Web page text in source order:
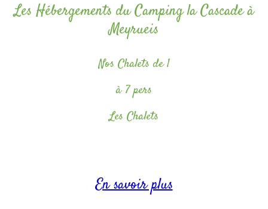
Les Hébergements du Camping la Cascade à
Meyrueis
Nos Chalets de 1
à 7 pers
Les Chalets
En savoir plus